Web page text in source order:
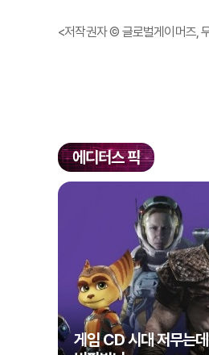
<저작권자 © 글로벌게이머즈,
에디터스 픽
게임 CD 시대 저무는